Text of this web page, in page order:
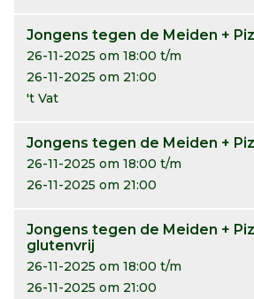
Jongens tegen de Meiden +
26-11-2025 om 18:00 t/m
26-11-2025 om 21:00
't Vat
Jongens tegen de Meiden +
26-11-2025 om 18:00 t/m
26-11-2025 om 21:00
Jongens tegen de Meiden +
glutenvrij
26-11-2025 om 18:00 t/m
26-11-2025 om 21:00